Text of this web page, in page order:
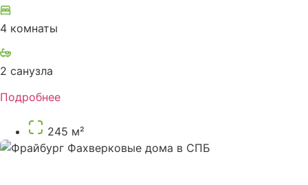
4 комнаты
2 санузла
Подробнее
245 м²